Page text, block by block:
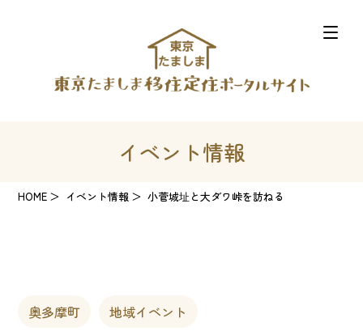
イベント情報
HOME イベント情報 小菅城址と大ダワ峠を訪ねる
奥多摩町 地域イベント